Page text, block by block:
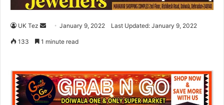
UK Tez
a
e
January 9, 2022 Last Updated: January 9, 2022
133 1 minute read